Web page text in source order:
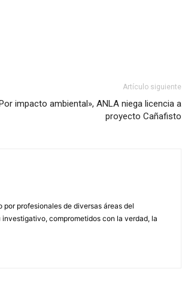
Artículo siguiente
impacto ambiental», ANLA niega licencia a
proyecto Cañafisto
profesionales de diversas áreas del
comprometidos con la verdad, la